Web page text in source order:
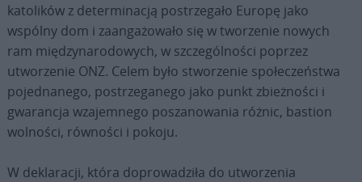
katolików z determinacją postrzegało Europę jako
wspólny dom i zaangażowało się w tworzenie nowych
ram międzynarodowych, w szczególności poprzez
utworzenie ONZ. Celem było stworzenie społeczeństwa
pojednanego, postrzeganego jako punkt zbieżności i
gwarancja wzajemnego poszanowania różnic, bastion
wolności, równości i pokoju.
W deklaracji, która doprowadziła do utworzenia